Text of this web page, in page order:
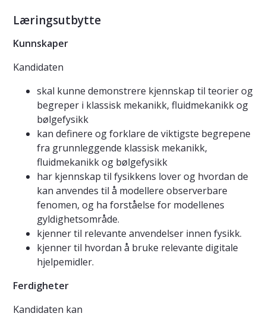
Læringsutbytte
Kunnskaper
Kandidaten
skal kunne demonstrere kjennskap til teorier og
begreper i klassisk mekanikk, fluidmekanikk og
bølgefysikk
kan definere og forklare de viktigste begrepene
fra grunnleggende klassisk mekanikk,
fluidmekanikk og bølgefysikk
har kjennskap til fysikkens lover og hvordan de
kan anvendes til å modellere observerbare
fenomen, og ha forståelse for modellenes
gyldighetsområde.
kjenner til relevante anvendelser innen fysikk.
kjenner til hvordan å bruke relevante digitale
hjelpemidler.
Ferdigheter
Kandidaten kan